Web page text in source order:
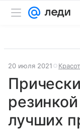
20 июля 2021
лучших